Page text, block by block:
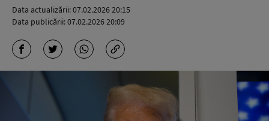
Data actualizării:07.02.2026 20:15
Data publicării:07.02.2026 20:09